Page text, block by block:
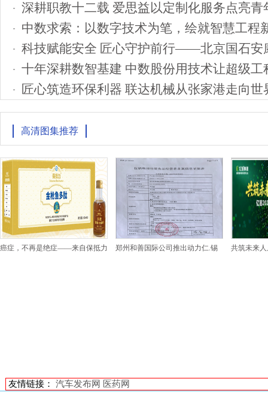
深耕职教十二载 爱思益以定制化服务点亮青
中数求索：以数字技术为笔，绘就智慧工程
十年深耕数智基建 中数股份用技术让超级工
匠心筑造环保利器 联达机械从张家港走向世
高清图集推荐
癌症，不再是绝症——来自保抵力 郑州和善国际公司推出动力仁.锡 共筑未来
友情链接： 汽车发布网 医药网